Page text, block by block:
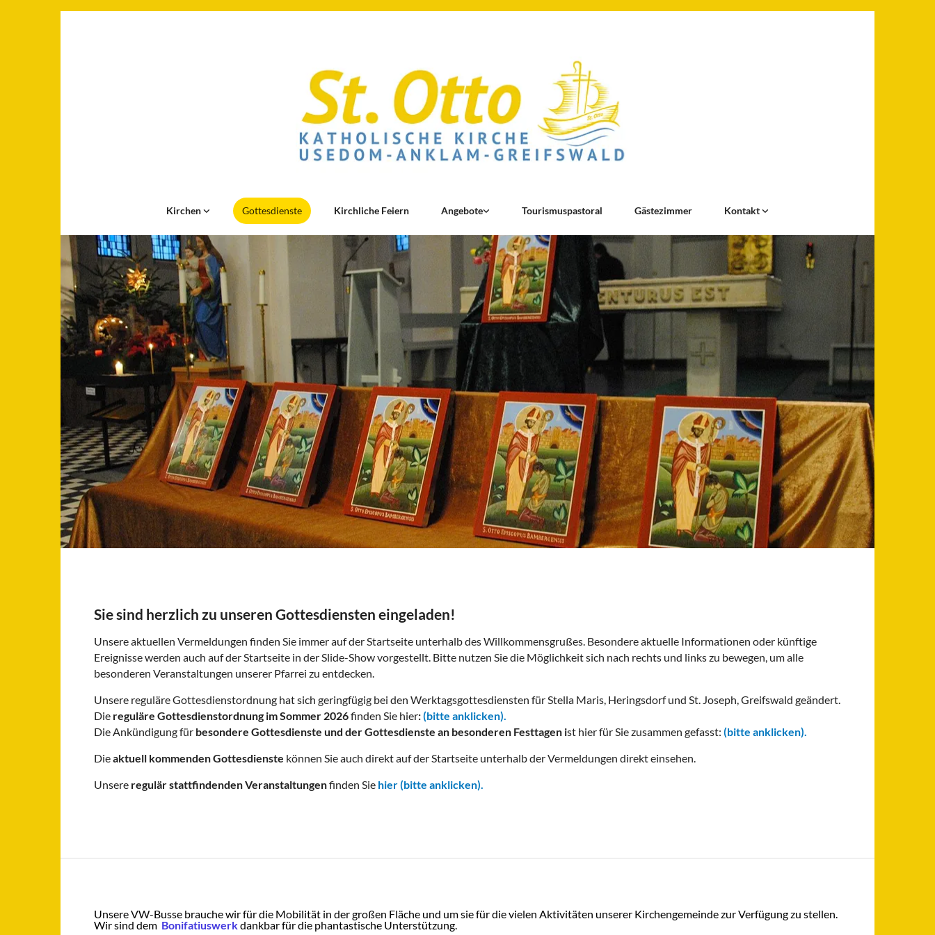
Kirchen Gottesdienste Kirchliche Feiern Angebote Tourismuspastoral Gästezimmer Kontakt
Sie sind herzlich zu unseren Gottesdiensten eingeladen!
Unsere aktuellen Vermeldungen finden Sie immer auf der Startseite unterhalb des Willkommensgrußes. Besondere aktuelle Informationen oder künftige
Ereignisse werden auch auf der Startseite in der Slide-Show vorgestellt. Bitte nutzen Sie die Möglichkeit sich nach rechts und links zu bewegen, um alle
besonderen Veranstaltungen unserer Pfarrei zu entdecken.
Unsere reguläre Gottesdienstordnung hat sich geringfügig bei den Werktagsgottesdiensten für Stella Maris, Heringsdorf und St. Joseph, Greifswald geändert.
Die reguläre Gottesdienstordnung im Sommer 2026finden Sie hier:(bitte anklicken).
Die Ankündigung für besondere Gottesdienste und der Gottesdienste an besonderen Festtagen ist hier für Sie zusammen gefasst: (bitte anklicken).
Dieaktuell kommenden Gottesdienste können Sie auch direkt auf der Startseite unterhalb der Vermeldungen direkt einsehen.
Unsere regulär stattfindenden Veranstaltungenfinden Sie hier (bitte anklicken).
Unsere VW-Busse brauche wir für die Mobilität in der großen Fläche und um sie für die vielen Aktivitäten unserer Kirchengemeinde zur Verfügung zu stellen.
Wir sind dem Bonifatiuswerkdankbar für die phantastische Unterstützung.